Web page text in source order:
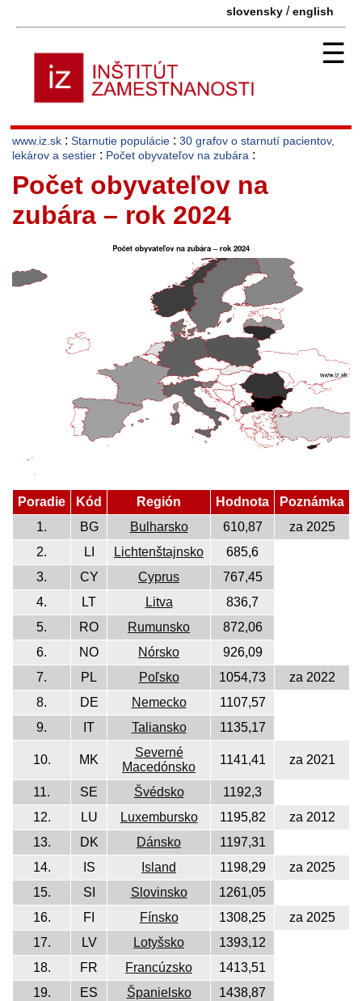
slovensky /english
☰
www.iz.sk : Starnutie populácie : 30 grafov o starnutí pacientov,
lekárov a sestier : Počet obyvateľov na zubára :
Počet obyvateľov na
zubára – rok 2024
Poradie Kód Región Hodnota
Poznámka
1.
BG Bulharsko 610,87
za 2025
2.
LI Lichtenštajnsko
685,6
3.
CY Cyprus
767,45
4.
LT Litva
836,7
5.
RO Rumunsko
872,06
6.
NO Nórsko
926,09
7.
PL Poľsko 1054,73
za 2022
8.
DE Nemecko
1107,57
9.
IT Taliansko 1135,17
10. MK
Severné
Macedónsko
1141,41 za 2021
11. SE Švédsko
1192,3
12.
LU Luxembursko 1195,82
za 2012
13.
DK Dánsko
1197,31
14.
IS Island 1198,29
za 2025
15.
SI Slovinsko
1261,05
16.
FI Fínsko 1308,25
za 2025
17.
LV Lotyšsko
1393,12
18.
FR Francúzsko
1413,51
19.
ES Španielsko
1438,87